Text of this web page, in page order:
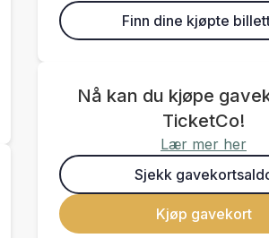
Finn dine kjøpte
Nå kan du kjøpe
TicketCo!
Lær mer her
Sjekk
Kjøp gavekort